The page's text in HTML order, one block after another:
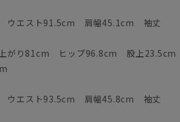
ウエスト91.5cm 肩幅45.1cm 袖丈
上がり81cm ヒップ96.8cm 股上23.5cm
ウエスト93.5cm 肩幅45.8cm 袖丈